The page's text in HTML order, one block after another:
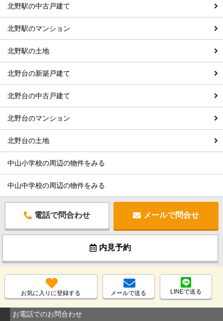
北野駅の中古戸建て
北野駅のマンション
北野駅の土地
北野台の新築戸建て
北野台の中古戸建て
北野台のマンション
北野台の土地
中山小学校の周辺の物件をみる
中山中学校の周辺の物件をみる
電話で問合わせ メールで問合せ
内見予約
お気に入りに登録する メールで送る LINEで送る
お電話でのお問合わせ